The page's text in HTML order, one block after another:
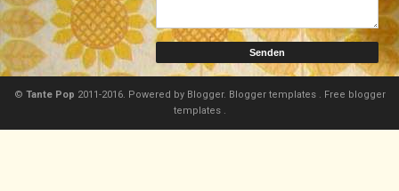
© Tante Pop 2011-2016. Powered by Blogger. Blogger templates
Free blogger
templates